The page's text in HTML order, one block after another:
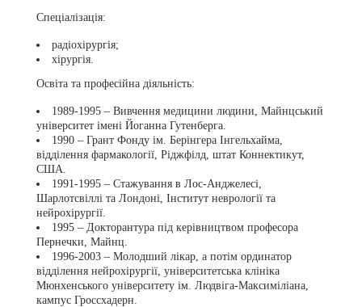
Спеціалізація:
радіохірургія;
хірургія.
Освіта та професійна діяльність:
1989-1995 – Вивчення медицини людини, Майнцський
університет імені Йоганна Гутенберга.
1990 – Грант Фонду ім. Берінгера Інгельхайма,
відділення фармакології, Ріджфілд, штат Коннектикут,
США.
1991-1995 – Стажування в Лос-Анджелесі,
Шарлотсвіллі та Лондоні, Інститут неврології та
нейрохірургії.
1995 – Докторантура під керівництвом професора
Пернечки, Майнц.
1996-2003 – Молодший лікар, а потім ординатор
відділення нейрохірургії, університетська клініка
Мюнхенського університету ім. Людвіга-Максиміліана,
кампус Гроссхадерн.